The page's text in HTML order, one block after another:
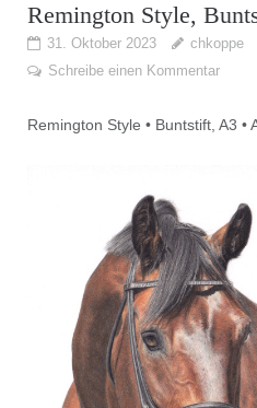
Remington Style,
31. Oktober 2023
chkoppe
Schreibe einen Kommentar
Remington Style • Buntstift, A3 •